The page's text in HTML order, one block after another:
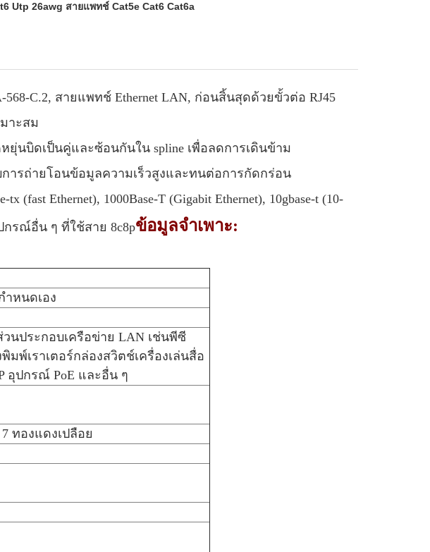
Utp 26awg สายแพทช์ Cat5e Cat6 Cat6a
C.2, สายแพทช์ Ethernet LAN, ก่อนสิ้นสุดด้วยขั้วต่อ RJ45
าะสม
ยุ่นบิดเป็นคู่และซ้อนกันใน spline เพื่อลดการเดินข้าม
ารถ่ายโอนข้อมูลความเร็วสูงและทนต่อการกัดกร่อน
(fast Ethernet), 1000Base-T (Gigabit Ethernet), 10gbase-t (10-
กรณ์อื่น ๆ ที่ใช้สาย 8c8pข้อมูลจำเพาะ:
ำหนดเอง
นประกอบเครือข่าย LAN เช่นพีซี
มพ์เราเตอร์กล่องสวิตช์เครื่องเล่นสื่อ
อุปกรณ์ PoE และอื่น ๆ
ทองแดงเปลือย